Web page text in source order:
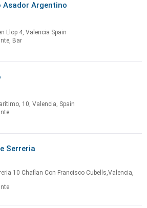
Asador Argentino
Llop 4, Valencia Spain
Bar
10, Valencia, Spain
Serreria
10 Chaflan Con Francisco Cubells,Valencia,